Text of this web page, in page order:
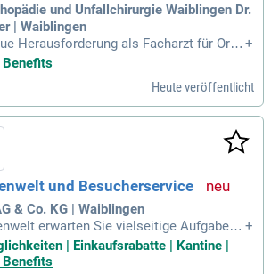
und Unfallchirurgie Waiblingen Dr.
| Waiblingen
Herausforderung als Facharzt für Orth
Wir bieten Ihnen die Möglichkei
anzuwenden. Ideal wäre Erfahrung im
oder das Interesse daran, mit einer pati
zu agieren. Profitieren Sie von flex
geregelten Arbeitszeiten und sp
Erweitern Sie Ihre Qu
oder Manuelle Therapie, und p
Netzwerk renommierter Experten. G
Vergütung und eine enge Bindun
+
Heute veröffentlicht
und Besucherservice
& Co. KG | Waiblingen
erwarten Sie vielseitige Aufgaben,
von Anfragen und die Organisatio
ein Studium in BWL, Touristik o
+
| Einkaufsrabatte | Kantine |